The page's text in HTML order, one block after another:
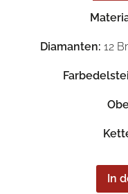
Diamanten: 12
In